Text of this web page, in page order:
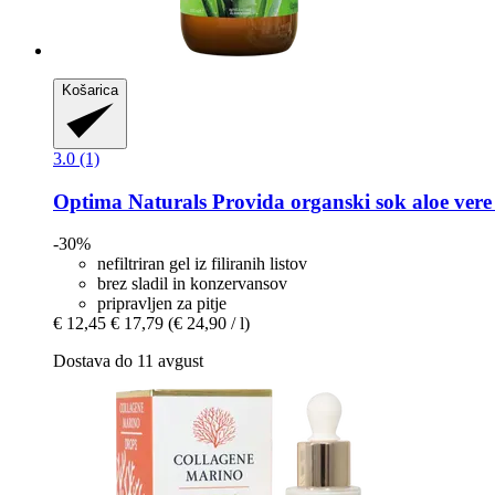
Košarica
3.0 (1)
Optima Naturals Provida organski sok aloe
-30%
nefiltriran gel iz filiranih listov
brez sladil in konzervansov
pripravljen za pitje
€ 12,45 € 17,79 (€ 24,90 / l)
Dostava do 11 avgust